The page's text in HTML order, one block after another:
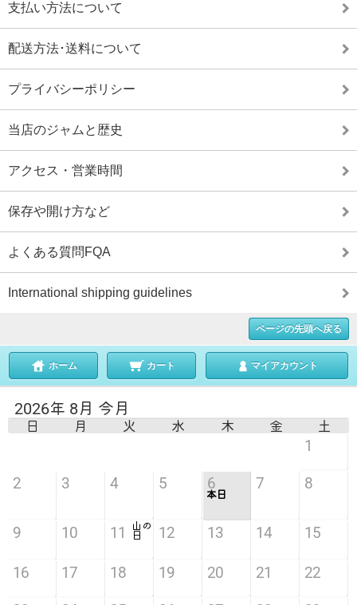
支払い方法について
配送方法･送料について
プライバシーポリシー
当店のジャムと歴史
アクセス・営業時間
保存や開け方など
よくある質問FQA
International shipping guidelines
ページの先頭へ戻る
ホーム カート マイアカウント